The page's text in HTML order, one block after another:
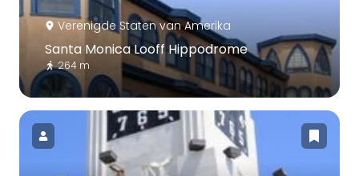
Verenigde Staten van Amerika
Santa Monica Looff Hippodrome
264 m